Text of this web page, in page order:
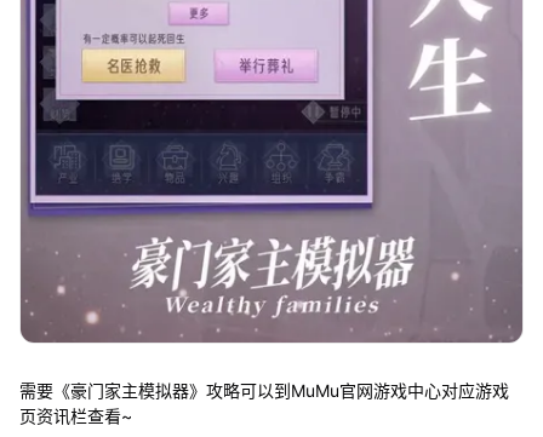
需要《豪门家主模拟器》攻略可以到MuMu官网游戏中心对应游戏
页资讯栏查看~